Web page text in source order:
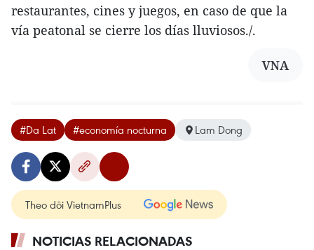
restaurantes, cines y juegos, en caso de que la
vía peatonal se cierre los días lluviosos./.
VNA
#Da Lat #economía nocturna Lam Dong
Theo dõi VietnamPlus
NOTICIAS RELACIONADAS